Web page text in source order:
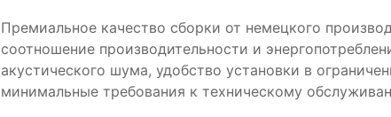
Премиальное качество сборки от немецкого
соотношение производительности и
акустического шума, удобство установки в
минимальные требования к техническому